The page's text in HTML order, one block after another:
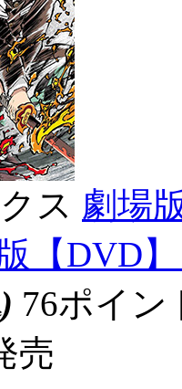
ス 劇場
【DVD
76ポイ
売